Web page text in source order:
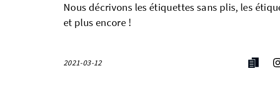
Nous décrivons les étiquettes sans plis, les
et plus encore !
2021-03-12